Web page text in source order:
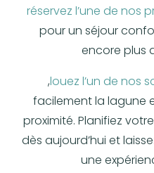
réservez l’une de nos
pour un séjour
encore plus
,louez l’un de nos
facilement la lagune
proximité. Planifiez
dès aujourd’hui et
une